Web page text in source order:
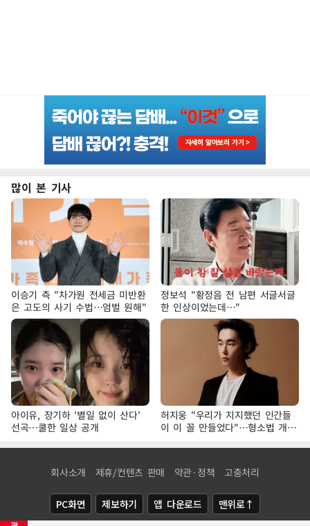
많이 본 기사
이승기 측 "차가원 전세금 미반환
은 고도의 사기 수법…엄벌 원해"
정보석 "황정음 전 남편 서글서글
한 인상이었는데…"
아이유, 장기하 '별일 없이 산다'
선곡…쿨한 일상 공개
허지웅 "우리가 지지했던 인간들
이 이 꼴 만들었다"…형소법 개정
에 격한 반응
회사소개 제휴/컨텐츠 판매 약관·정책 고충처리
PC화면 제보하기 앱 다운로드 맨위로↑